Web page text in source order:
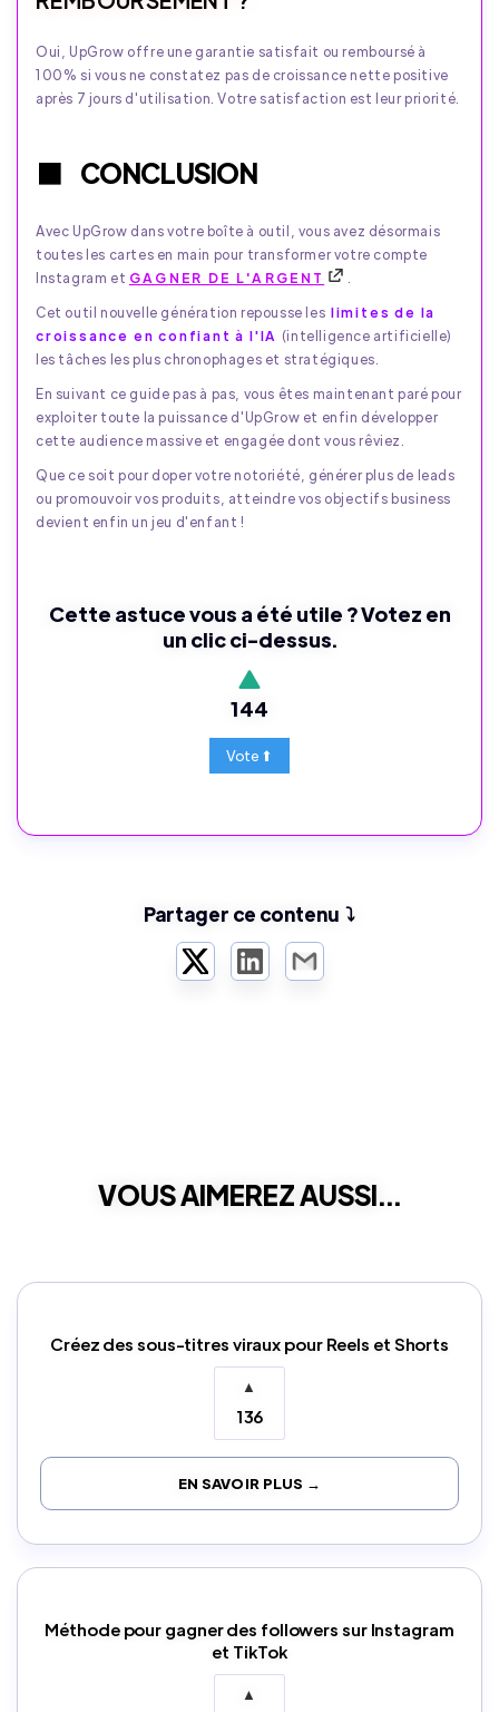
Oui, UpGrow offre une garantie satisfait ou remboursé à
100% si vous ne constatez pas de croissance nette positive
après 7 jours d'utilisation. Votre satisfaction est leur priorité.
CONCLUSION
Avec UpGrow dans votre boîte à outil, vous avez désormais
toutes les cartes en main pour transformer votre compte
Instagram et GAGNER DE L'ARGENT
Cet outil nouvelle génération repousse les limites de la
croissance en confiant à l'IA (intelligence artificielle)
les tâches les plus chronophages et stratégiques.
En suivant ce guide pas à pas, vous êtes maintenant paré pour
exploiter toute la puissance d'UpGrow et enfin développer
cette audience massive et engagée dont vous rêviez.
Que ce soit pour doper votre notoriété, générer plus de leads
ou promouvoir vos produits, atteindre vos objectifs business
devient enfin un jeu d'enfant !
Cette astuce vous a été utile ? Votez en
un clic ci-dessus.
144
Partager ce contenu ⤵️
TwitterLinkedInEmail
VOUS AIMEREZ AUSSI...
Créez des sous-titres viraux pour Reels et Shorts
▲
136
EN SAVOIR PLUS →
Méthode pour gagner des followers sur Instagram
et TikTok
▲